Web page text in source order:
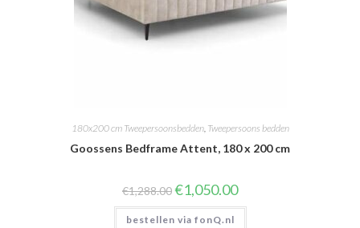
180x200 cm Tweepersoonsbedden, Tweepersoons bedden
Goossens Bedframe Attent, 180 x 200 cm
€1,288.00Oorspronkelijke
prijs
was:
€1,288.00.
€1,050.00Huidige
prijs
is:
bestellen via fonQ.nl